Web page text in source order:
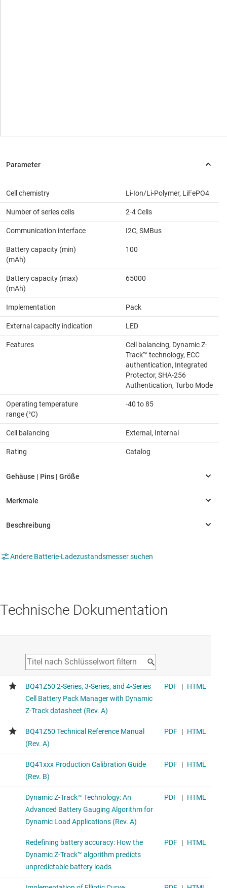
Cell chemistry Li-Ion/Li-Polymer, LiFePO4
Number of series cells 2-4 Cells
Communication interface I2C, SMBus
Battery capacity (min)
(mAh)
100
Battery capacity (max)
(mAh)
65000
Implementation Pack
External capacity indication LED
Features
Cell balancing, Dynamic Z-
Track™ technology, ECC
authentication, Integrated
Protector, SHA-256
Authentication, Turbo Mode
Operating temperature
range (°C)
-40 to 85
Cell balancing External, Internal
Rating Catalog
Andere Batterie-Ladezustandsmesser suchen
Technische Dokumentation